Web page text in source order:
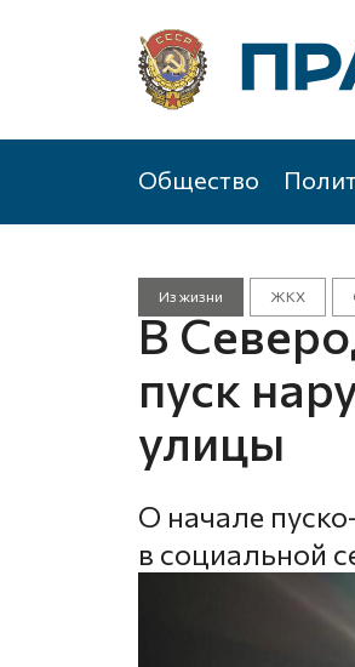
Общество
Из жизни ЖКХ
В
пуск
улицы
О начале
в социальной